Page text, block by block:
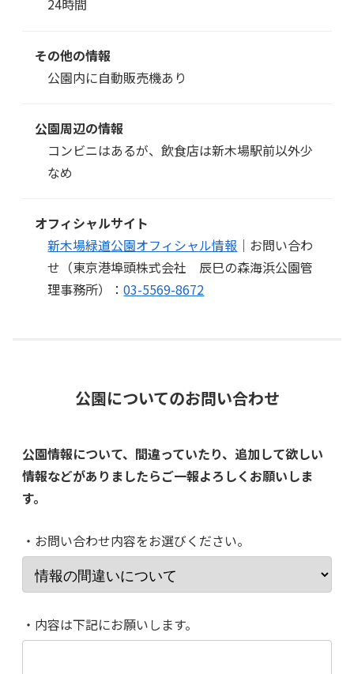
24時間
その他の情報
公園内に自動販売機あり
公園周辺の情報
コンビニはあるが、飲食店は新木場駅前以外少
なめ
オフィシャルサイト
新木場緑道公園オフィシャル情報 ｜お問い合わ
せ（東京港埠頭株式会社 辰巳の森海浜公園管
理事務所）：03-5569-8672
公園についてのお問い合わせ
公園情報について、間違っていたり、追加して欲しい
情報などがありましたらご一報よろしくお願いしま
す。
・お問い合わせ内容をお選びください。
・内容は下記にお願いします。